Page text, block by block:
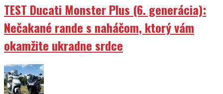
TEST Ducati Monster Plus (6. generácia):
Nečakané rande s naháčom, ktorý vám
okamžite ukradne srdce